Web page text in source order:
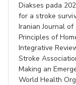
Diakses pada
for a stroke
Iranian Journal
Principles of
Integrative
Stroke
Making an
World Health